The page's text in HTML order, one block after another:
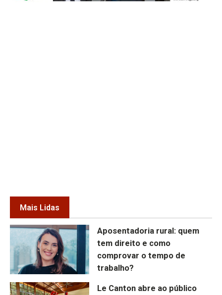
Mais Lidas
Aposentadoria rural: quem
tem direito e como
comprovar o tempo de
trabalho?
Le Canton abre ao público